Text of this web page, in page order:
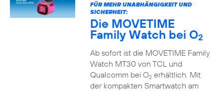
FÜR MEHR UNABHÄNGIGKEIT UND
SICHERHEIT:
Die MOVETIME
Family Watch bei O2
Ab sofort ist die MOVETIME Family
Watch MT30 von TCL und
Qualcomm bei O2erhältlich. Mit
der kompakten Smartwatch am